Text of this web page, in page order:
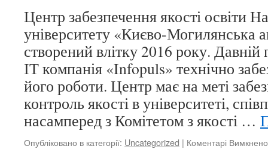
Центр забезпечення якості освіти
університету «Києво-Могилянська
створений влітку 2016 року.
ІТ компанія «Infopuls» технічно
його роботи. Центр має на меті
контроль якості в університеті,
насамперед з Комітетом з якості …
Опубліковано в категорії: Uncategorized | Коментарі Вимкнено